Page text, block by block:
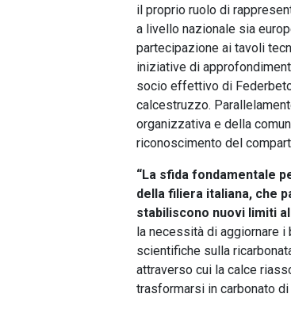
il proprio ruolo di
a livello nazionale sia
partecipazione ai tavoli
iniziative di
socio effettivo di
calcestruzzo.
organizzativa e della
riconoscimento del
“La sfida fondamentale
della filiera italiana, che
stabiliscono nuovi limiti
la necessità di aggiornare
scientifiche sulla
attraverso cui la calce
trasformarsi in carbonato di